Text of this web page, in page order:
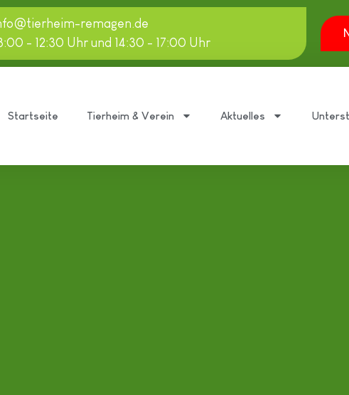
remagen.de
- 12:30 Uhr und 14:30 - 17:00 Uhr
Startseite Tierheim & Verein Aktuelles